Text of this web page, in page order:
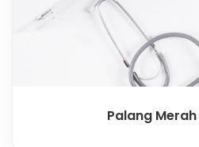
Palang